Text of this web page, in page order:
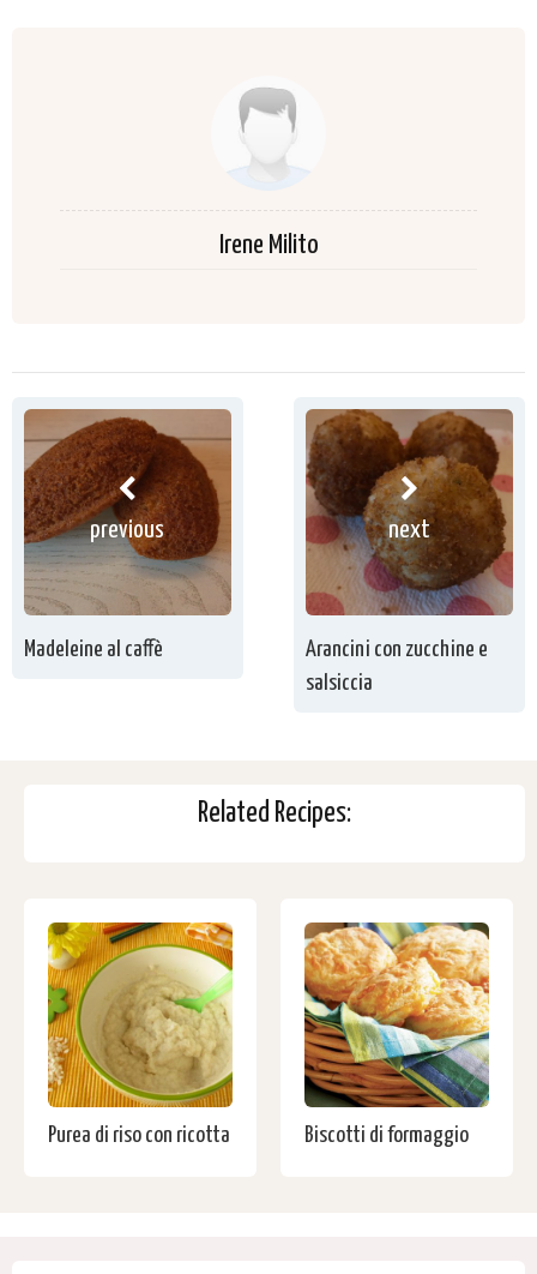
Irene Milito
previous
Madeleine al caffè
next
Arancini con zucchine e
salsiccia
Related Recipes:
Purea di riso con ricotta Biscotti di formaggio